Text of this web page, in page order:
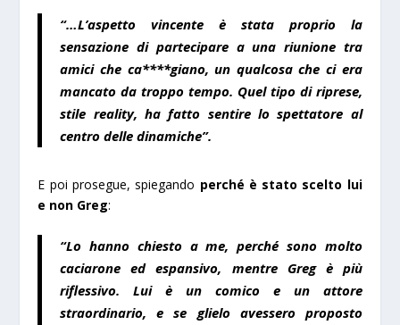
“…L’aspetto vincente è stata proprio la
sensazione di partecipare a una riunione tra
amici che ca****giano, un qualcosa che ci era
mancato da troppo tempo. Quel tipo di riprese,
stile reality, ha fatto sentire lo spettatore al
centro delle dinamiche”.
E poi prosegue, spiegando perché è stato scelto lui
e non Greg:
“Lo hanno chiesto a me, perché sono molto
caciarone ed espansivo, mentre Greg è più
riflessivo. Lui è un comico e un attore
straordinario, e se glielo avessero proposto